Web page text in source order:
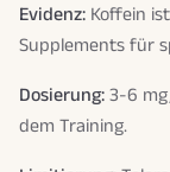
Evidenz: Koffein
Supplements für
Dosierung:3-6
dem Training.